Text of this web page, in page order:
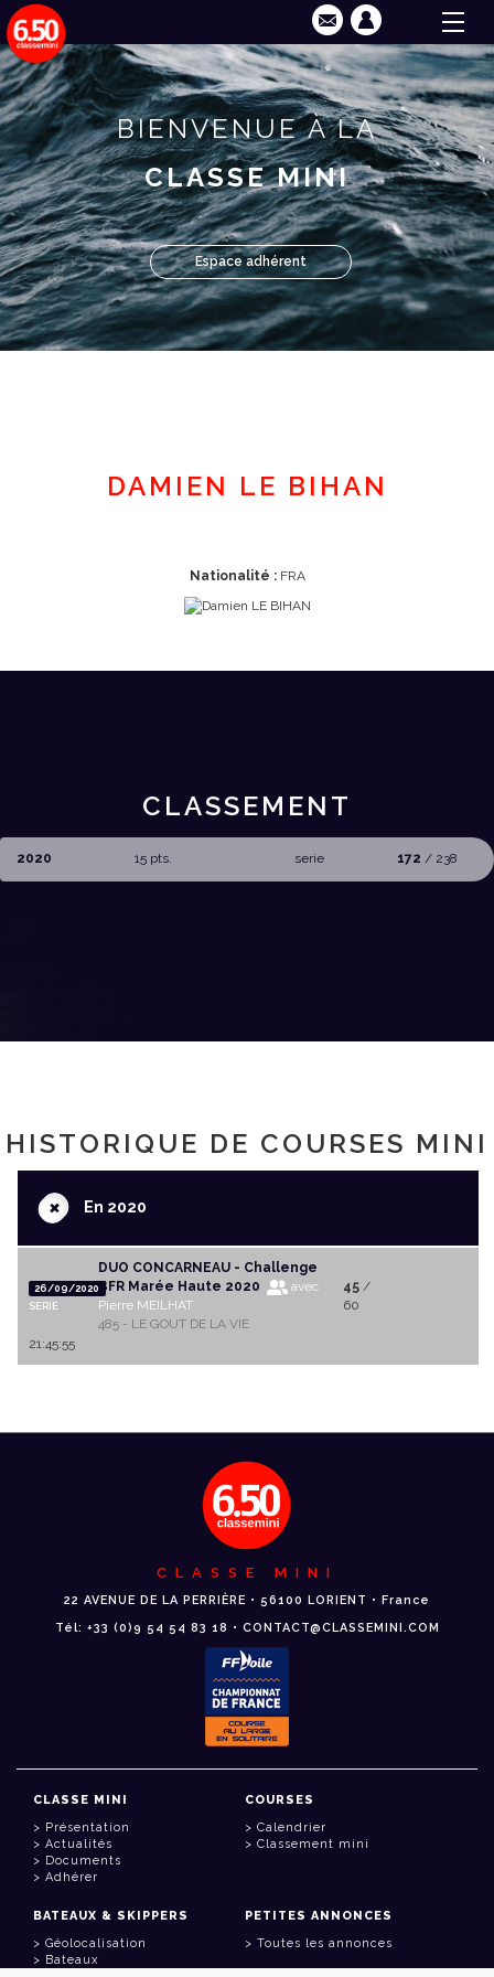
BIENVENUE À LA
CLASSE MINI
Espace adhérent
DAMIEN LE BIHAN
Nationalité :FRA
CLASSEMENT
2020 15 pts. serie 172 / 238
HISTORIQUE DE COURSES MINI
+En 2020
26/09/2020
SERIE
DUO CONCARNEAU - Challenge
BFR Marée Haute 2020
avec
Pierre MEILHAT
485 - LE GOUT DE LA VIE
45/
60
21:45:55
CLASSE MINI
22 AVENUE DE LA PERRIÈRE • 56100 LORIENT • France
Tél: +33 (0)9 54 54 83 18 • CONTACT@CLASSEMINI.COM
CLASSE MINI
Présentation
Actualités
Documents
Adhérer
COURSES
Calendrier
Classement mini
BATEAUX & SKIPPERS
Géolocalisation
Bateaux
PETITES ANNONCES
Toutes les annonces